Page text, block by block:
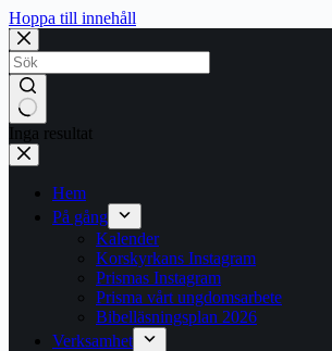
Hoppa till innehåll
Inga resultat
Hem
På gång
Kalender
Korskyrkans Instagram
Prismas Instagram
Prisma vårt ungdomsarbete
Bibelläsningsplan 2026
Verksamhet